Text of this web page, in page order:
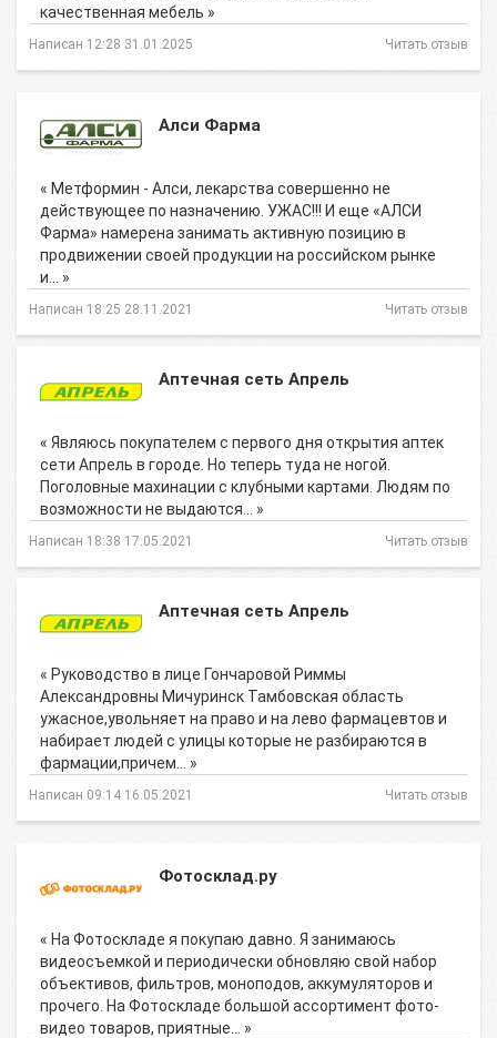
качественная мебель »
Написан 12:28 31.01.2025 Читать отзыв
Алси Фарма
« Метформин - Алси, лекарства совершенно не
действующее по назначению. УЖАС!!! И еще «АЛСИ
Фарма» намерена занимать активную позицию в
продвижении своей продукции на российском рынке
и… »
Написан 18:25 28.11.2021 Читать отзыв
Аптечная сеть Апрель
« Являюсь покупателем с первого дня открытия аптек
сети Апрель в городе. Но теперь туда не ногой.
Поголовные махинации с клубными картами. Людям по
возможности не выдаются… »
Написан 18:38 17.05.2021 Читать отзыв
Аптечная сеть Апрель
« Руководство в лице Гончаровой Риммы
Александровны Мичуринск Тамбовская область
ужасное,увольняет на право и на лево фармацевтов и
набирает людей с улицы которые не разбираются в
фармации,причем… »
Написан 09:14 16.05.2021 Читать отзыв
Фотосклад.ру
« На Фотоскладе я покупаю давно. Я занимаюсь
видеосъемкой и периодически обновляю свой набор
объективов, фильтров, моноподов, аккумуляторов и
прочего. На Фотоскладе большой ассортимент фото-
видео товаров, приятные… »